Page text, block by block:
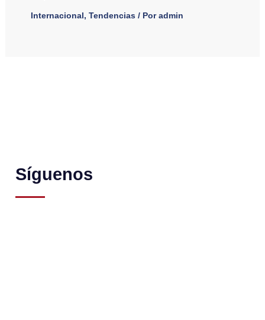
Internacional, Tendencias/ Poradmin
Síguenos